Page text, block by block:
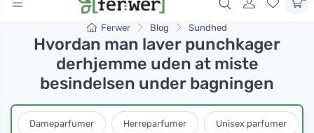
Ferwer Blog Sundhed
Hvordan man laver punchkager
derhjemme uden at miste
besindelsen under bagningen
Dameparfumer Herreparfumer Unisex parfumer